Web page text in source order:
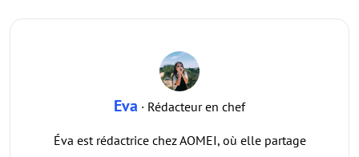
Eva · Rédacteur en chef
Éva est rédactrice chez AOMEI, où elle partage